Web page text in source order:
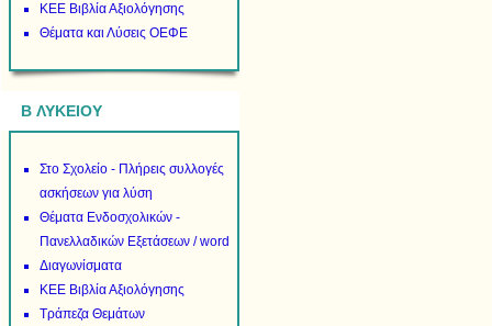
ΚΕΕ Βιβλία Αξιολόγησης
Θέματα και Λύσεις ΟΕΦΕ
B ΛΥΚΕΙΟΥ
Στο Σχολείο - Πλήρεις συλλογές
ασκήσεων για λύση
Θέματα Ενδοσχολικών -
Πανελλαδικών Εξετάσεων / word
Διαγωνίσματα
ΚΕΕ Βιβλία Αξιολόγησης
Τράπεζα Θεμάτων